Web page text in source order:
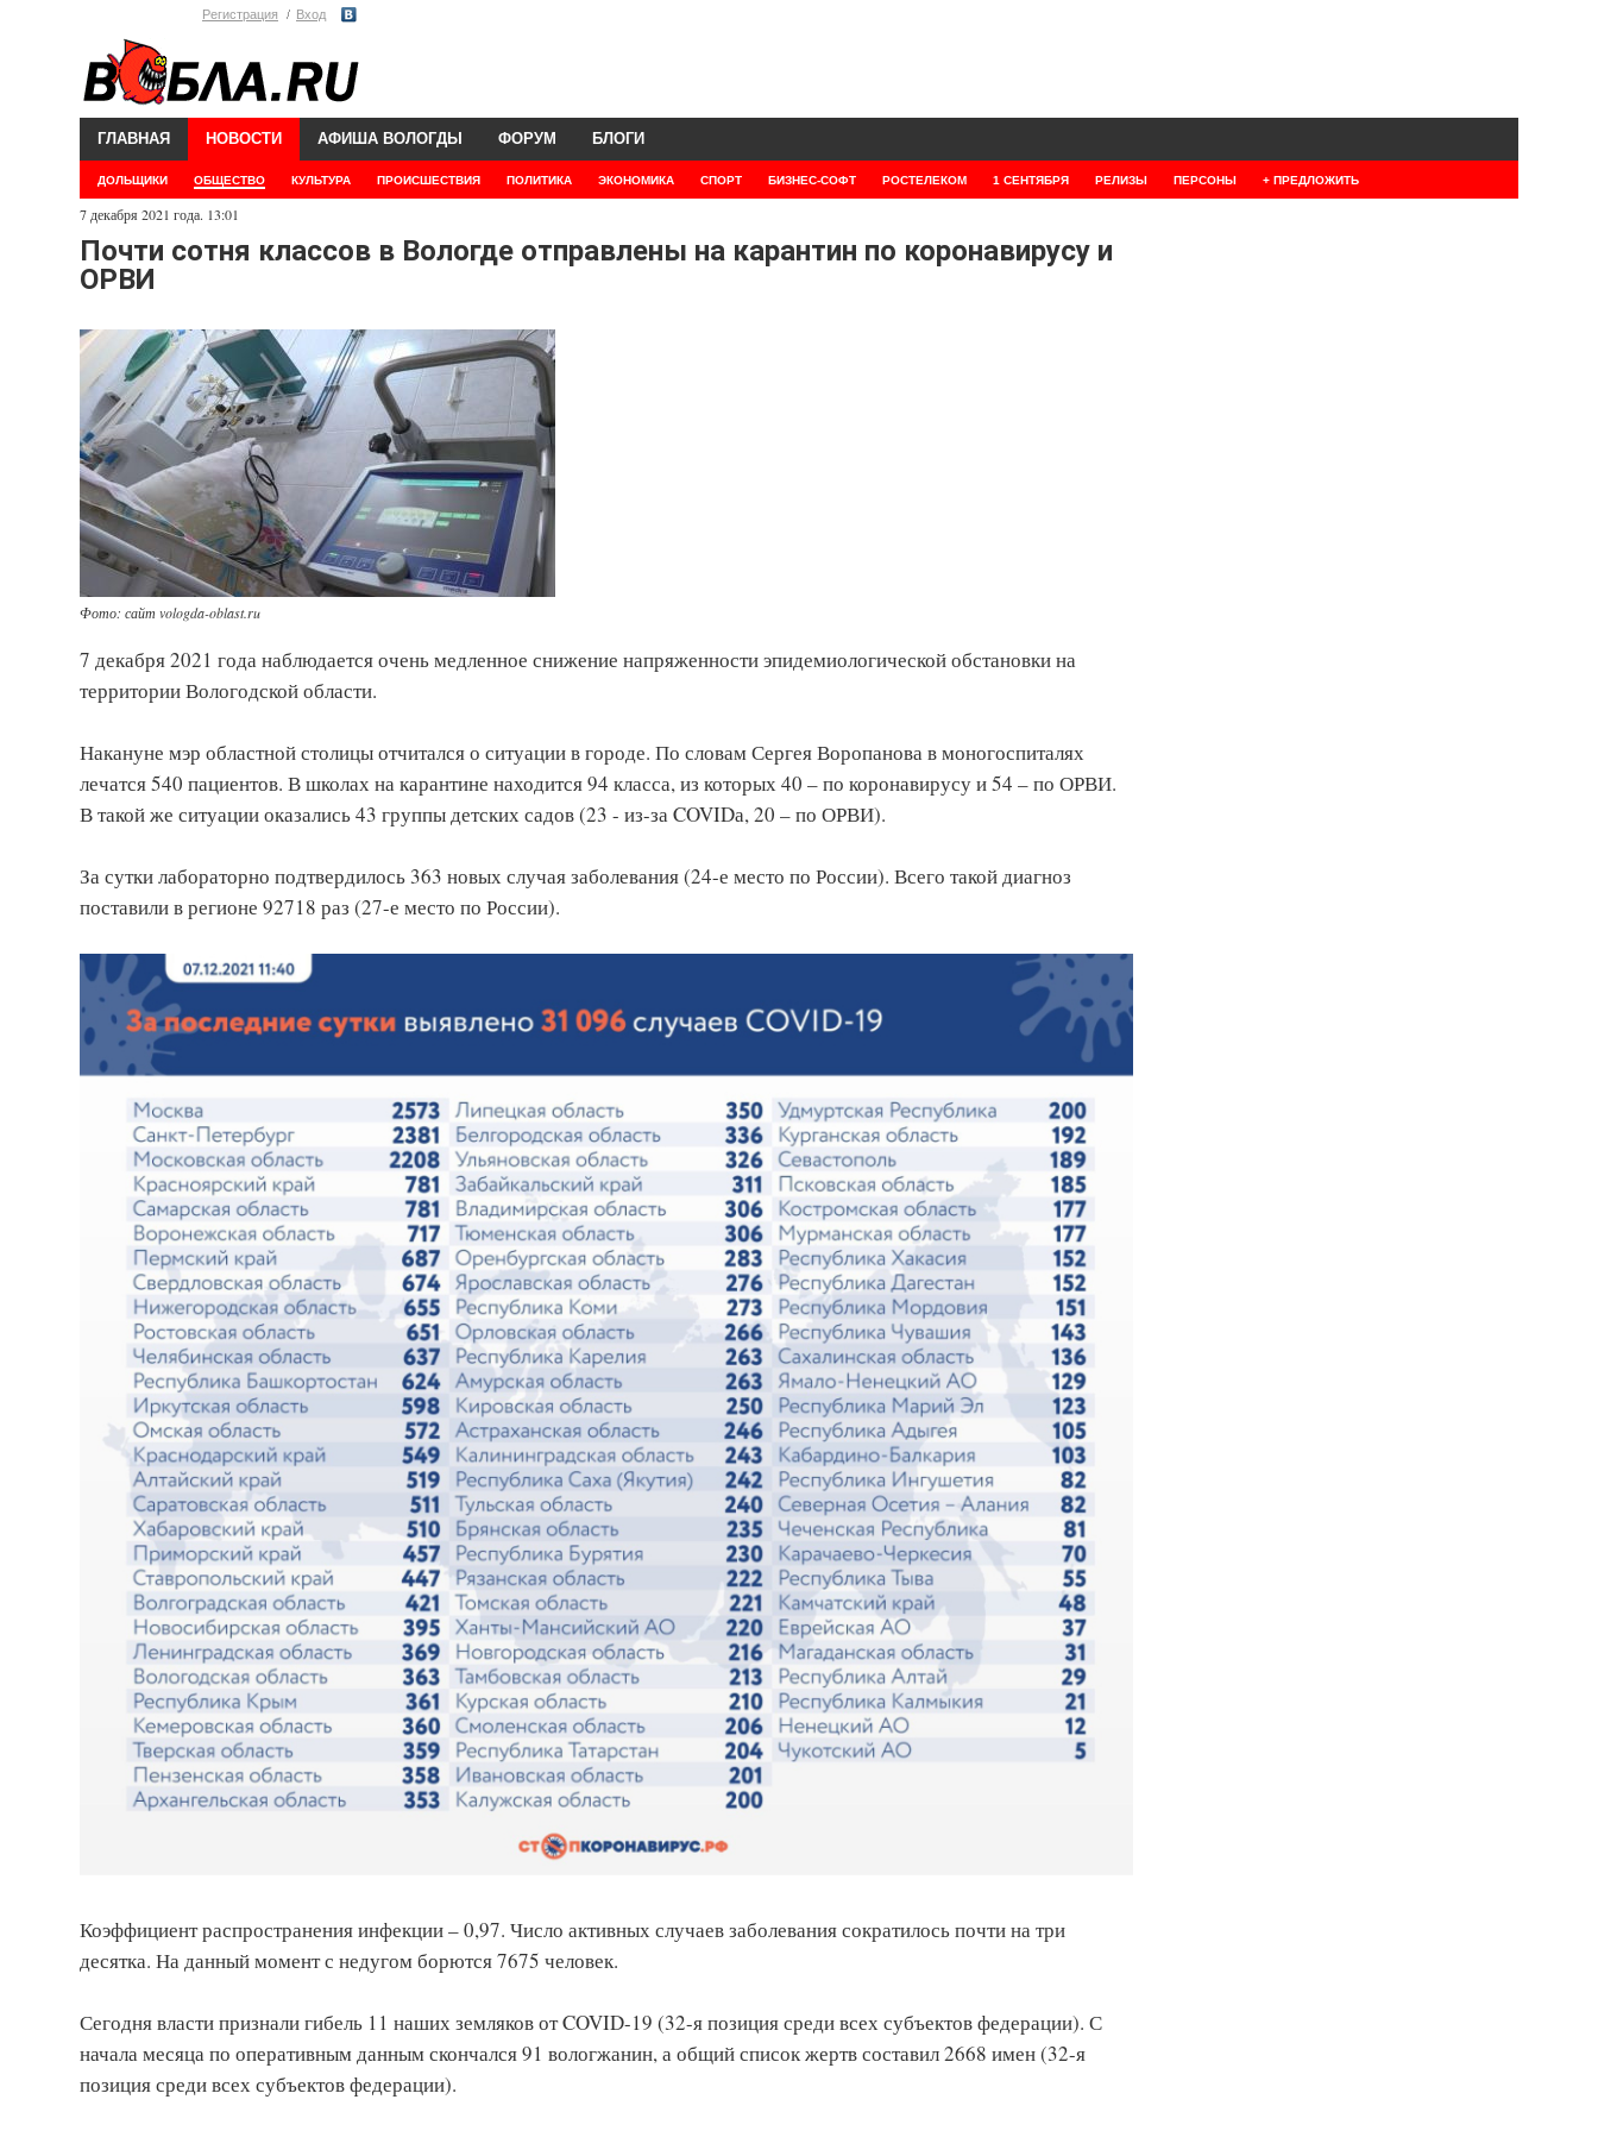
Регистрация Вход
ГЛАВНАЯ НОВОСТИ
ДОЛЬЩИКИ ОБЩЕСТВО КУЛЬТУРА ПРОИСШЕСТВИЯ ПОЛИТИКА ЭКОНОМИКА СПОРТ БИЗНЕС-СОФТ РОСТЕЛЕКОМ 1 СЕНТЯБРЯ РЕЛИЗЫ ПЕРСОНЫ + ПРЕДЛОЖИТЬ
АФИША ВОЛОГДЫ ФОРУМ БЛОГИ
7 декабря 2021 года. 13:01
Почти сотня классов в Вологде отправлены на карантин по коронавирусу и
ОРВИ
Фото: сайт vologda-oblast.ru
7 декабря 2021 года наблюдается очень медленное снижение напряженности эпидемиологической обстановки на
территории Вологодской области.
Накануне мэр областной столицы отчитался о ситуации в городе. По словам Сергея Воропанова в моногоспиталях
лечатся 540 пациентов. В школах на карантине находится 94 класса, из которых 40 – по коронавирусу и 54 – по ОРВИ.
В такой же ситуации оказались 43 группы детских садов (23 - из-за COVIDа, 20 – по ОРВИ).
За сутки лабораторно подтвердилось 363 новых случая заболевания (24-е место по России). Всего такой диагноз
поставили в регионе 92718 раз (27-е место по России).
Коэффициент распространения инфекции – 0,97. Число активных случаев заболевания сократилось почти на три
десятка. На данный момент с недугом борются 7675 человек.
Сегодня власти признали гибель 11 наших земляков от COVID-19 (32-я позиция среди всех субъектов федерации). С
начала месяца по оперативным данным скончался 91 вологжанин, а общий список жертв составил 2668 имен (32-я
позиция среди всех субъектов федерации).